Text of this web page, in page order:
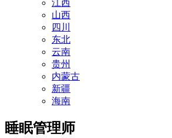
江西
山西
四川
东北
云南
贵州
内蒙古
新疆
海南
睡眠管理师